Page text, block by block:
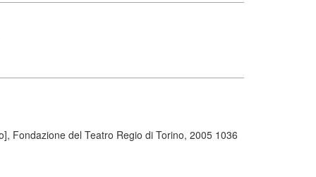
Fondazione del Teatro Regio di Torino, 2005 1036